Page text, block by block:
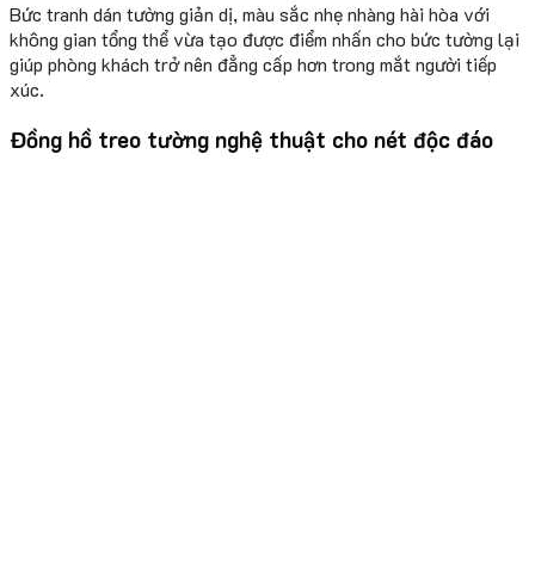
Bức tranh dán tường giản dị, màu sắc nhẹ nhàng hài hòa với
không gian tổng thể vừa tạo được điểm nhấn cho bức tường lại
giúp phòng khách trở nên đẳng cấp hơn trong mắt người tiếp
xúc.
Đồng hồ treo tường nghệ thuật cho nét độc đáo